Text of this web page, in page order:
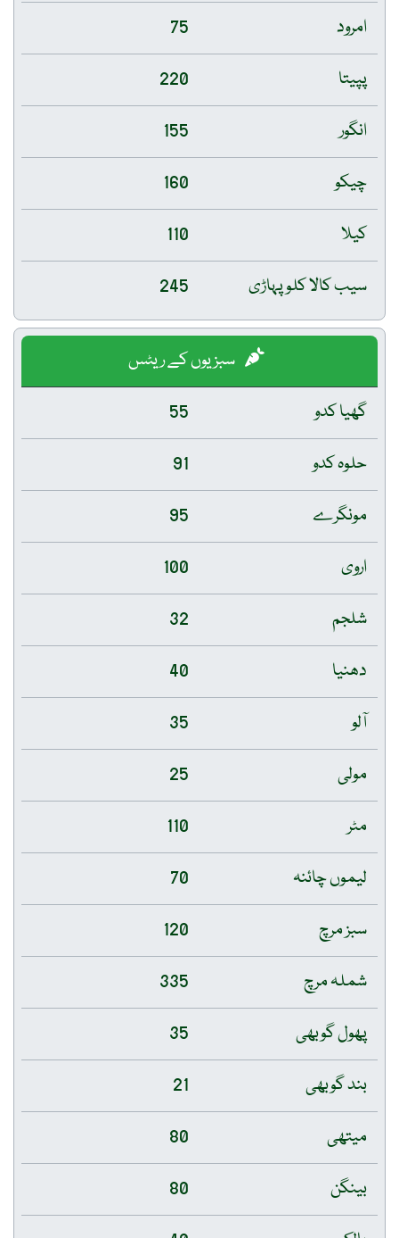
امرود
75
پپیتا
220
انگور
155
چیکو
160
کیلا
110
سیب کالا کلو پہاڑی
245
سبزیوں کے ریٹس
گھیا کدو
55
حلوہ کدو
91
مونگرے
95
اروی
100
شلجم
32
دھنیا
40
آلو
35
مولی
25
مٹر
110
لیموں چائنہ
70
سبز مرچ
120
شملہ مرچ
335
پھول گوبھی
35
بند گوبھی
21
میتھی
80
بینگن
80